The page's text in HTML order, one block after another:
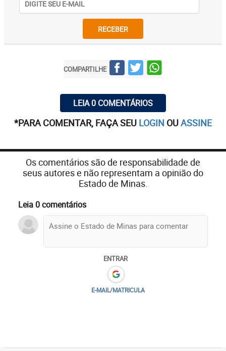
RECEBER
COMPARTILHE
LEIA 0 COMENTÁRIOS
*PARA COMENTAR, FAÇA SEU LOGIN OUASSINE
Os comentários são de responsabilidade de
seus autores e não representam a opinião do
Estado de Minas.
Leia 0 comentários
ENTRAR
E-MAIL/MATRICULA